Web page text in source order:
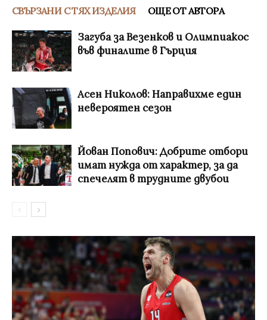
СВЪРЗАНИ С ТЯХ ИЗДЕЛИЯ ОЩЕ ОТ АВТОРА
Загуба за Везенков и Олимпиакос
във финалите в Гърция
Асен Николов: Направихме един
невероятен сезон
Йован Попович: Добрите отбори
имат нужда от характер, за да
спечелят в трудните двубои